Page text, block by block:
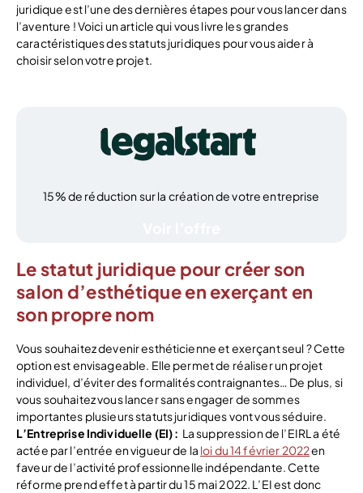
juridique est l’une des dernières étapes pour vous lancer dans
l’aventure ! Voici un article qui vous livre les grandes
caractéristiques des statuts juridiques pour vous aider à
choisir selon votre projet.
15% de réduction sur la création de votre entreprise
Le statut juridique pour créer son
salon d’esthétique en exerçant en
son propre nom
Vous souhaitez devenir esthéticienne et exerçant seul ? Cette
option est envisageable. Elle permet de réaliser un projet
individuel, d’éviter des formalités contraignantes… De plus, si
vous souhaitez vous lancer sans engager de sommes
importantes plusieurs statuts juridiques vont vous séduire.
L’Entreprise Individuelle (EI) : La suppression de l’EIRL a été
actée par l’entrée en vigueur de la loi du 14 février 2022en
faveur de l’activité professionnelle indépendante. Cette
réforme prend effet à partir du 15 mai 2022. L’EI est donc